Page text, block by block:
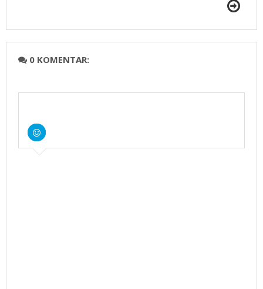
0 KOMENTAR: